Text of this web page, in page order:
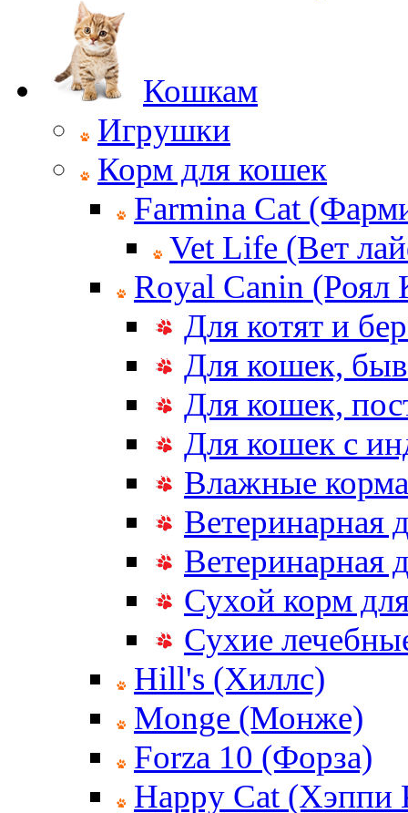
Кошкам
Игрушки
Корм для кошек
Farmina Cat
Vet Life (Вет
Royal Canin (Роял
Для котят и
Для кошек,
Для кошек,
Для кошек с
Влажные
Ветеринарная
Ветеринарная
Сухой корм
Сухие
Hill's (Хиллс)
Monge (Монже)
Forza 10 (Форза)
Happy Cat (Хэппи